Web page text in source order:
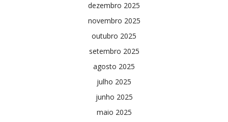
dezembro 2025
novembro 2025
outubro 2025
setembro 2025
agosto 2025
julho 2025
junho 2025
maio 2025